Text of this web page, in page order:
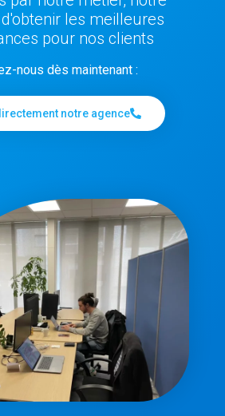
les meilleures
pour nos clients
nous dès maintenant :
notre agence